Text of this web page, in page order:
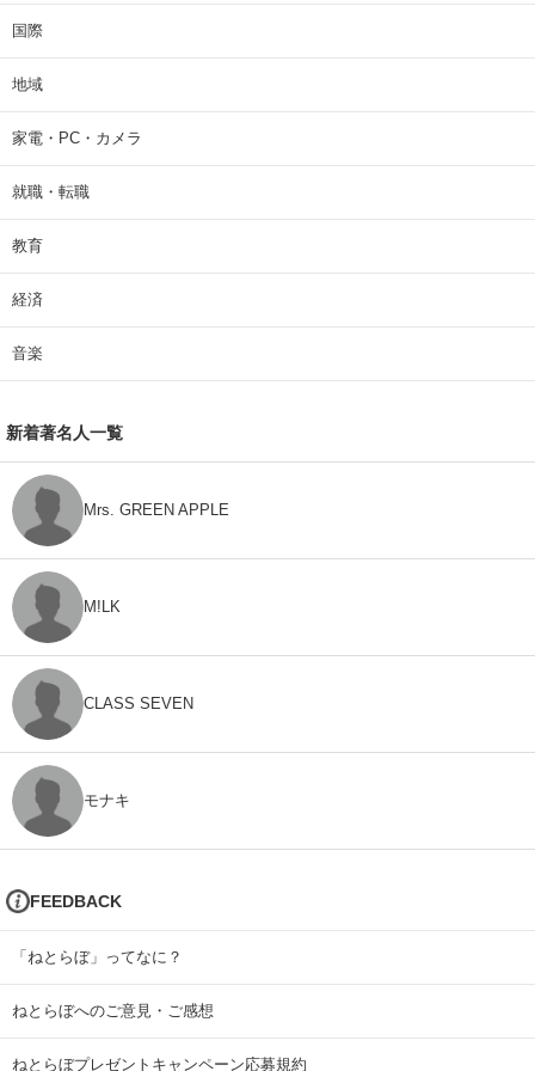
国際
地域
家電・PC・カメラ
就職・転職
教育
経済
音楽
新着著名人一覧
Mrs. GREEN APPLE
M!LK
CLASS SEVEN
モナキ
FEEDBACK
「ねとらぼ」ってなに？
ねとらぼへのご意見・ご感想
ねとらぼプレゼントキャンペーン応募規約